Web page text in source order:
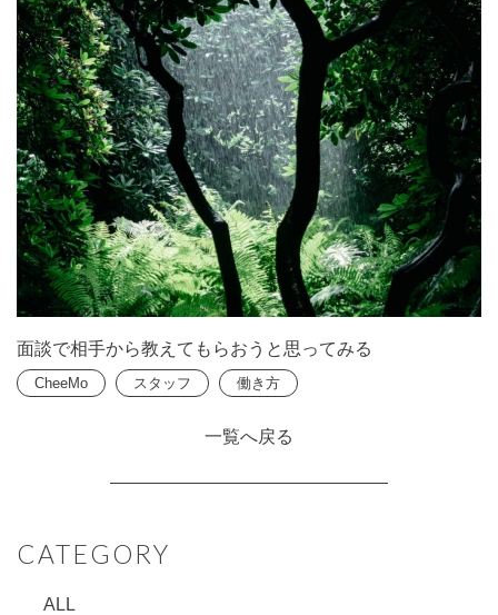
CATEGORY
ALL
面談で相手から教えてもらおうと思ってみる
CheeMo スタッフ 働き方
一覧へ戻る